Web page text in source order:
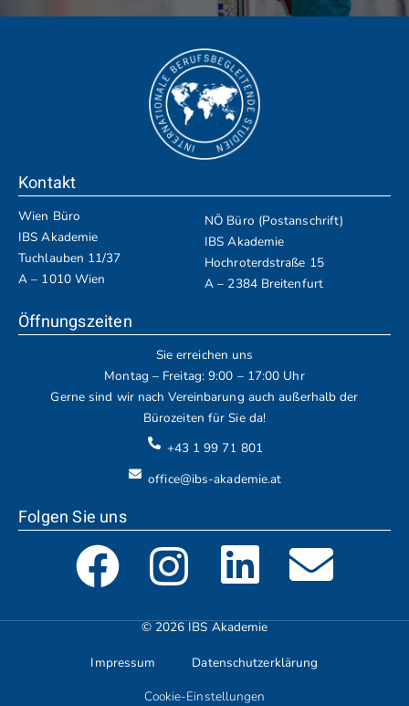
Kontakt
Wien Büro
IBS Akademie
Tuchlauben 11/37
A – 1010 Wien
NÖ Büro (Postanschrift)
IBS Akademie
Hochroterdstraße 15
A – 2384 Breitenfurt
Öffnungszeiten
Sie erreichen uns
Montag – Freitag: 9:00 – 17:00 Uhr
Gerne sind wir nach Vereinbarung auch außerhalb der
Bürozeiten für Sie da!
+43 1 99 71 801
office@ibs-akademie.at
Folgen Sie uns
© 2026 IBS Akademie
Impressum
Datenschutzerklärung
Cookie-Einstellungen